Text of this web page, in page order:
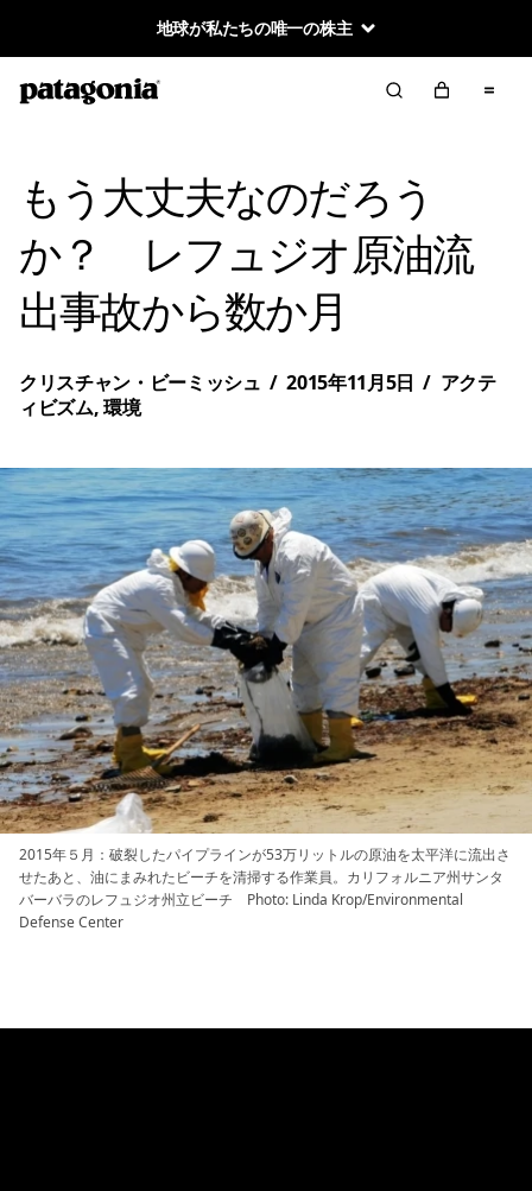
地球が私たちの唯一の株主
もう大丈夫なのだろう
か？ レフュジオ原油流
出事故から数か月
クリスチャン・ビーミッシュ / 2015年11月5日 / アクテ
ィビズム,環境
2015年５月：破裂したパイプラインが53万リットルの原油を太平洋に流出さ
せたあと、油にまみれたビーチを清掃する作業員。カリフォルニア州サンタ
バーバラのレフュジオ州立ビーチ Photo: Linda Krop/Environmental
Defense Center